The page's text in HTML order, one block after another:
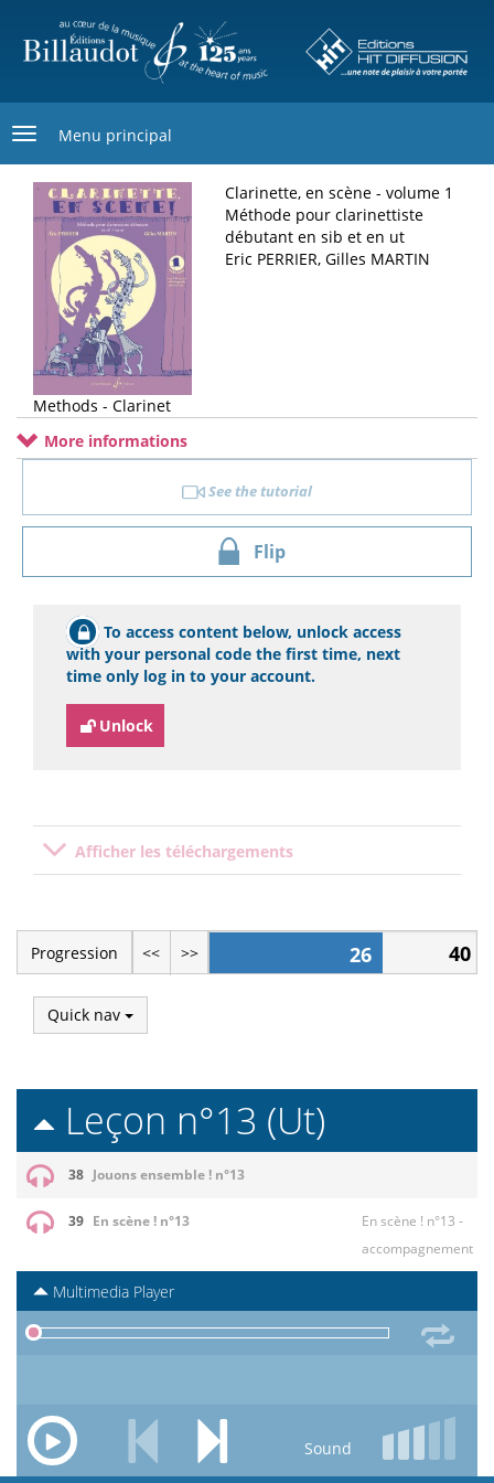
main
Menu principal
Clarinette, en scène - volume 1
Méthode pour clarinettiste
débutant en sib et en ut
Eric PERRIER, Gilles MARTIN
Methods - Clarinet
More informations
See the tutorial
Flip
To access content below, unlock access
with your personal code the first time, next
time only log in to your account.
Unlock
Afficher les téléchargements
Progression << >> 26 40
Quick nav
Leçon n°13 (Ut)
38 Jouons ensemble ! n°13
39 En scène ! n°13
En scène ! n°13 -
accompagnement
Multimedia Player
Sound